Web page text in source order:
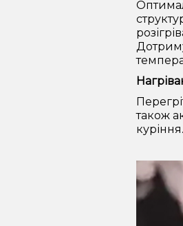
також
куріння.